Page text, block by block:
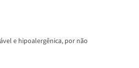
e hipoalergênica, por não